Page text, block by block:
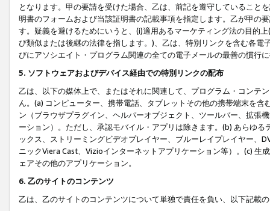
となります。甲の要請を受けた場合、乙は、前記を遵守していること
明書のフォームおよび当該証明書の記載事項を指定します。乙が甲の
す。疑義を避けるためにいうと、(i)適用あるマーケティング法の目的
び類似または後継の法律を指します。)、乙は、特別リンクを含む各
びにアソシエイト・プログラム関連の全ての電子メールの最善の慣行
5. ソフトウェアおよびデバイス経由での特別リンクの配布
乙は、以下の媒体上で、またはそれに関連して、プログラム・コンテ
ん。(a) コンピューター、携帯電話、タブレットその他の携帯端末を
ン（ブラウザプラグイン、ヘルパーオブジェクト、ツールバー、拡張
ーション）。ただし、承認モバイル・アプリは除きます。(b) あらゆ
ックス、ストリーミングビデオプレイヤー、ブルーレイプレイヤー、
ニックViera Cast、Vizioインターネットアプリケーション等）。(c)
ェアその他のアプリケーション。
6. 乙のサイトのコンテンツ
乙は、乙のサイトのコンテンツについて単独で責任を負い、以下記載